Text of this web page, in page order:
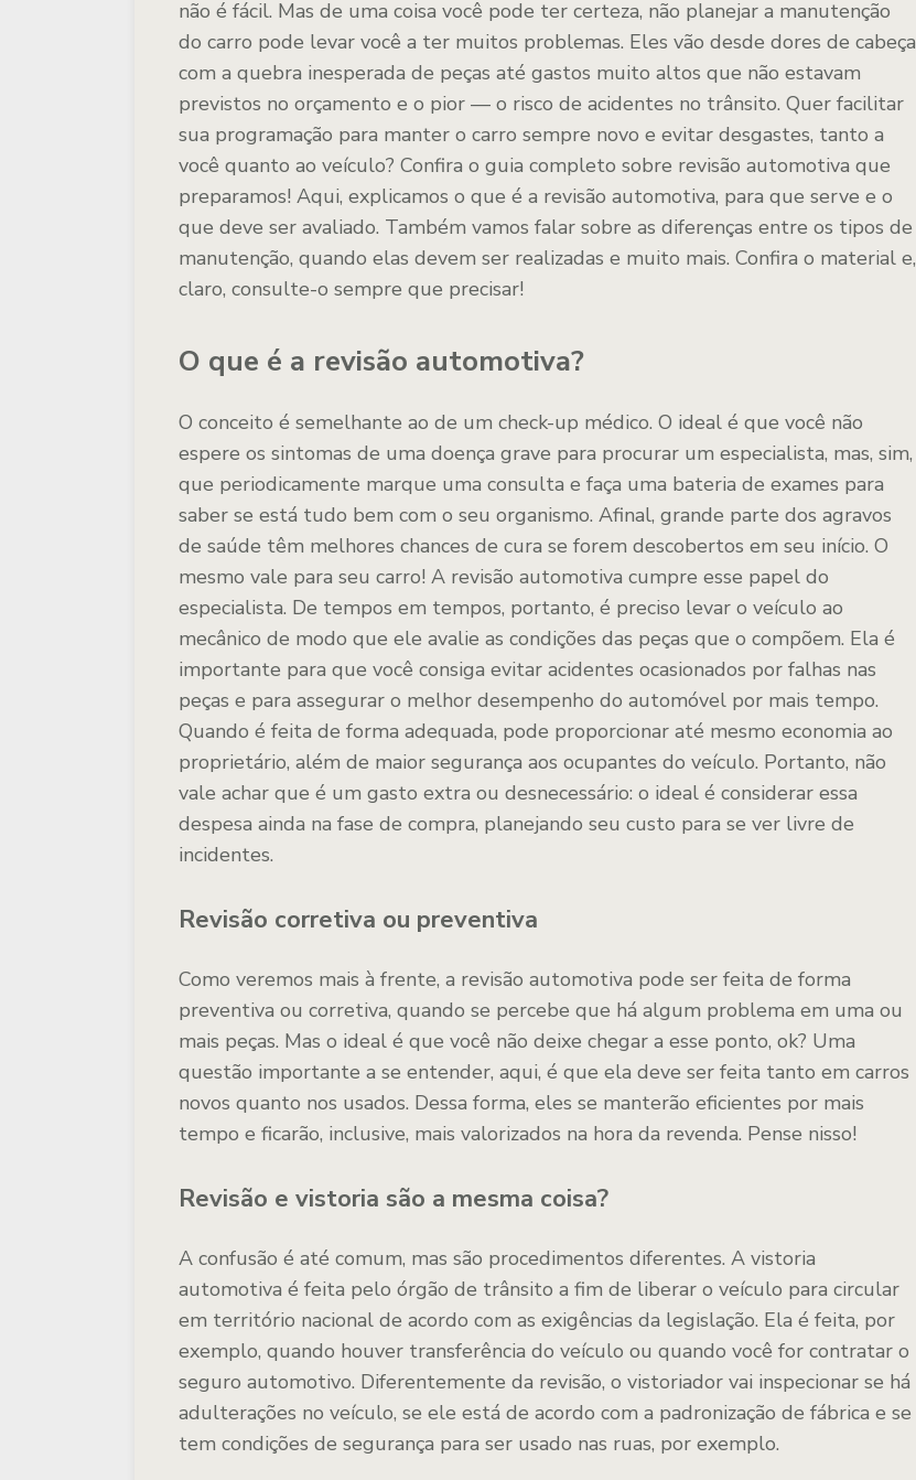
não é fácil. Mas de uma coisa você pode ter certeza, não planejar a manutenção
do carro pode levar você a ter muitos problemas. Eles vão desde dores de cabeça
com a quebra inesperada de peças até gastos muito altos que não estavam
previstos no orçamento e o pior — o risco de acidentes no trânsito. Quer facilitar
sua programação para manter o carro sempre novo e evitar desgastes, tanto a
você quanto ao veículo? Confira o guia completo sobre revisão automotiva que
preparamos! Aqui, explicamos o que é a revisão automotiva, para que serve e o
que deve ser avaliado. Também vamos falar sobre as diferenças entre os tipos de
manutenção, quando elas devem ser realizadas e muito mais. Confira o material e,
claro, consulte-o sempre que precisar!
O que é a revisão automotiva?
O conceito é semelhante ao de um check-up médico. O ideal é que você não
espere os sintomas de uma doença grave para procurar um especialista, mas, sim,
que periodicamente marque uma consulta e faça uma bateria de exames para
saber se está tudo bem com o seu organismo. Afinal, grande parte dos agravos
de saúde têm melhores chances de cura se forem descobertos em seu início. O
mesmo vale para seu carro! A revisão automotiva cumpre esse papel do
especialista. De tempos em tempos, portanto, é preciso levar o veículo ao
mecânico de modo que ele avalie as condições das peças que o compõem. Ela é
importante para que você consiga evitar acidentes ocasionados por falhas nas
peças e para assegurar o melhor desempenho do automóvel por mais tempo.
Quando é feita de forma adequada, pode proporcionar até mesmo economia ao
proprietário, além de maior segurança aos ocupantes do veículo. Portanto, não
vale achar que é um gasto extra ou desnecessário: o ideal é considerar essa
despesa ainda na fase de compra, planejando seu custo para se ver livre de
incidentes.
Revisão corretiva ou preventiva
Como veremos mais à frente, a revisão automotiva pode ser feita de forma
preventiva ou corretiva, quando se percebe que há algum problema em uma ou
mais peças. Mas o ideal é que você não deixe chegar a esse ponto, ok? Uma
questão importante a se entender, aqui, é que ela deve ser feita tanto em carros
novos quanto nos usados. Dessa forma, eles se manterão eficientes por mais
tempo e ficarão, inclusive, mais valorizados na hora da revenda. Pense nisso!
Revisão e vistoria são a mesma coisa?
A confusão é até comum, mas são procedimentos diferentes. A vistoria
automotiva é feita pelo órgão de trânsito a fim de liberar o veículo para circular
em território nacional de acordo com as exigências da legislação. Ela é feita, por
exemplo, quando houver transferência do veículo ou quando você for contratar o
seguro automotivo. Diferentemente da revisão, o vistoriador vai inspecionar se há
adulterações no veículo, se ele está de acordo com a padronização de fábrica e se
tem condições de segurança para ser usado nas ruas, por exemplo.